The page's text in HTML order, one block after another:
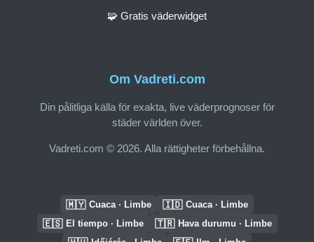
Om Vadreti.com
Din pålitliga källa för exakta, live väderprognoser för
städer världen över.
Vadreti.com © 2026. Alla rättigheter förbehållna.
🧩 Gratis väderwidget
🇲🇾 Cuaca · Limbe 🇮🇩 Cuaca · Limbe
🇪🇸 El tiempo · Limbe 🇹🇷 Hava durumu · Limbe